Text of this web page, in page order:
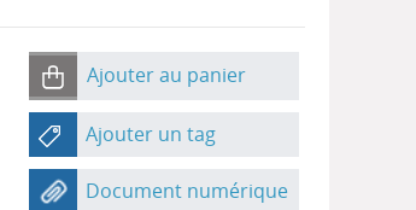
Ajouter au panier
Ajouter un tag
Document numérique